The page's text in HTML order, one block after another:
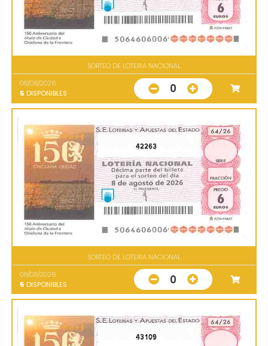
SORTEO DE LOTERIA NACIONAL
08/08/2026
5 DISPONIBLES 0
42263
SORTEO DE LOTERIA NACIONAL
08/08/2026
5 DISPONIBLES 0
43109